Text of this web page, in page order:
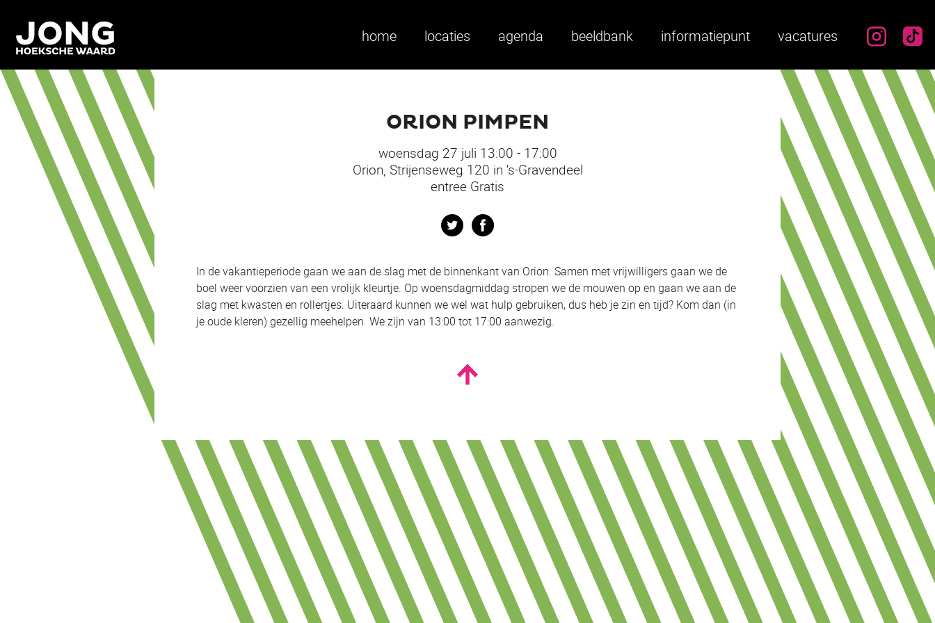
home locaties agenda beeldbank informatiepunt vacatures
ORION PIMPEN
woensdag 27 juli 13:00 - 17:00
Orion, Strijenseweg 120 in 's-Gravendeel
entree Gratis
Twitter
In de vakantieperiode gaan we aan de slag met de binnenkant van Orion. Samen met vrijwilligers gaan we de
boel weer voorzien van een vrolijk kleurtje. Op woensdagmiddag stropen we de mouwen op en gaan we aan de
slag met kwasten en rollertjes. Uiteraard kunnen we wel wat hulp gebruiken, dus heb je zin en tijd? Kom dan (in
je oude kleren) gezellig meehelpen. We zijn van 13:00 tot 17:00 aanwezig.